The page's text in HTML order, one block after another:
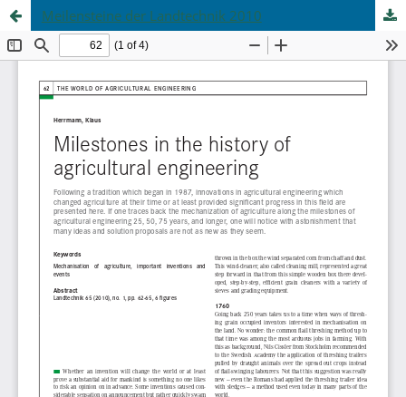
Meilensteine der Landtechnik 2010